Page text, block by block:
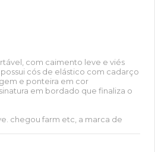
com caimento leve e viés
cós de elástico com cadarço
e ponteira em cor
em bordado que finaliza o
chegou farm etc, a marca de